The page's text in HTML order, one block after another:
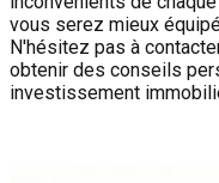
vous serez mieux
N'hésitez pas à
obtenir des conseils
investissement